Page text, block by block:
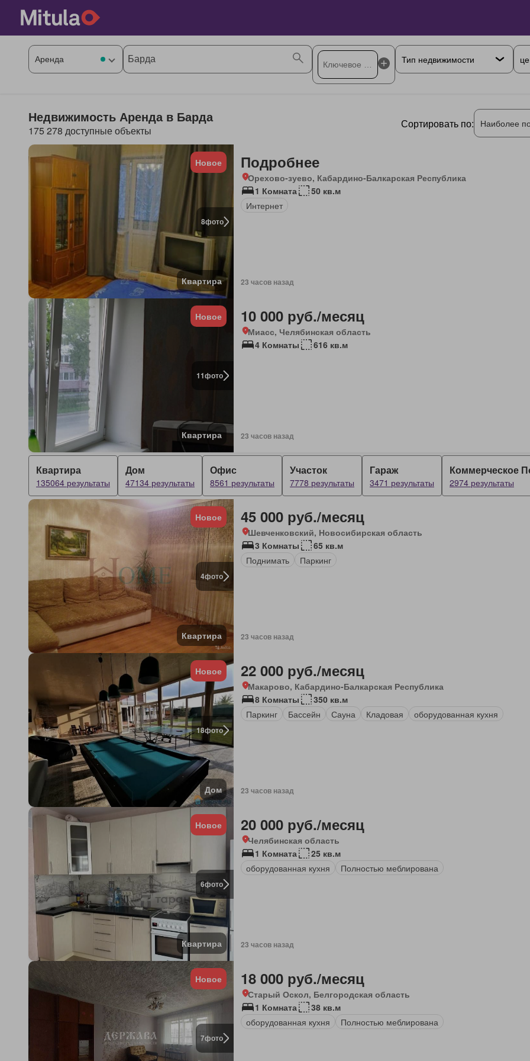
Недвижимость Аренда в Барда
175 278 доступные объекты
Сортировать по: Наиболее
8фото
Новое
Квартира
Подробнее
Орехово-зуево, Кабардино-Балкарская Республика
1 Комната
50 кв.м
Интернет
23 часов назад
11фото
Новое
Квартира
10 000 руб./месяц
Миасс, Челябинская область
4 Комнаты
616 кв.м
23 часов назад
Квартира
135064 результаты
Дом
47134 результаты
Офис
8561 результаты
Участок
7778 результаты
Гараж
3471 результаты
Коммерческое
2974 результаты
4фото
Новое
Квартира
45 000 руб./месяц
Шевченковский, Новосибирская область
3 Комнаты
65 кв.м
Поднимать
Паркинг
23 часов назад
18фото
Новое
Дом
22 000 руб./месяц
Макарово, Кабардино-Балкарская Республика
8 Комнаты
350 кв.м
Паркинг
Бассейн Сауна Кладовая оборудованная кухня
23 часов назад
6фото
Новое
Квартира
20 000 руб./месяц
Челябинская область
1 Комната
25 кв.м
оборудованная кухня
Полностью меблирована
23 часов назад
7фото
Новое 18 000 руб./месяц
Старый Оскол, Белгородская область
1 Комната
38 кв.м
оборудованная кухня
Полностью меблирована